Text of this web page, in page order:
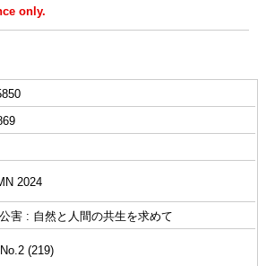
only.
2024
害 : 自然と人間の共生を求めて
(219)